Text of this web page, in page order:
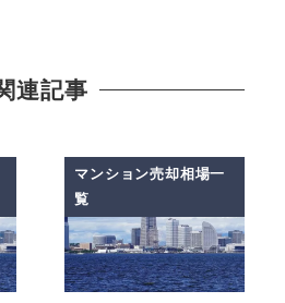
連記事
マンション売却相場一
覧